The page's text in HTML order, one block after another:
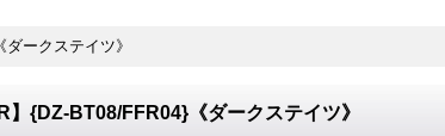
ークステイツ》
{DZ-BT08/FFR04}《ダークステイツ》